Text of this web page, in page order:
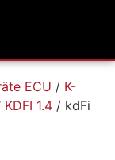
ECU / K-
KDFI 1.4 / kdFi